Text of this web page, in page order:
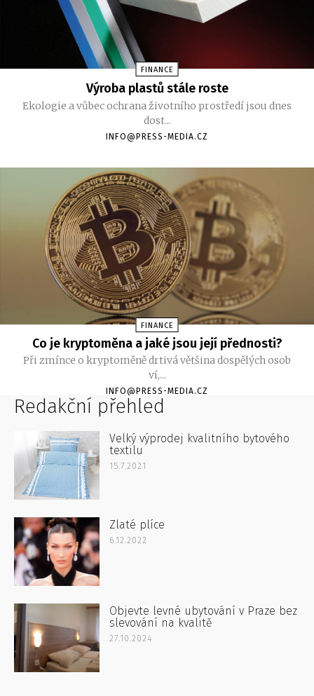
FINANCE
Výroba plastů stále roste
Ekologie a vůbec ochrana životního prostředí jsou dnes
dost...
INFO@PRESS-MEDIA.CZ
FINANCE
Co je kryptoměna a jaké jsou její přednosti?
Při zmínce o kryptoměně drtivá většina dospělých osob
ví,...
INFO@PRESS-MEDIA.CZ
Redakční přehled
Velký výprodej kvalitního bytového
textilu
15.7.2021
Zlaté plíce
6.12.2022
Objevte levné ubytování v Praze bez
slevování na kvalitě
27.10.2024